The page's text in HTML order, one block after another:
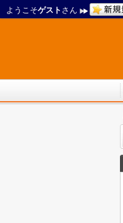
ようこそゲスト さん